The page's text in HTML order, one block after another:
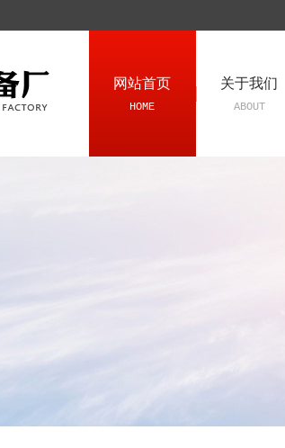
网站首页
HOME
关于我们
ABOUT